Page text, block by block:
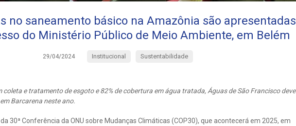
no saneamento básico na Amazônia são apresentadas
do Ministério Público de Meio Ambiente, em Belém
29/04/2024 Institucional Sustentabilidade
coleta e tratamento de esgoto e 82% de cobertura em água tratada, Águas de São Francisco deve
Barcarena neste ano.
30ª Conferência da ONU sobre Mudanças Climáticas (COP30), que acontecerá em 2025, em